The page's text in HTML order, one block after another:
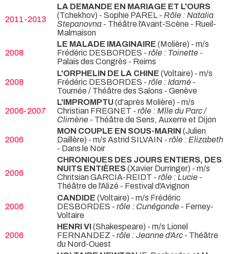
2011-2013
LA DEMANDE EN MARIAGE ET L'OURS
(Tchekhov) - Sophie PAREL - Rôle : Natalia
Stepanovna - Théâtre l'Avant-Scène - Rueil-
Malmaison
2008
LE MALADE IMAGINAIRE (Molière) - m/s
Frédéric DESBORDES - rôle : Toinette -
Palais des Congrès - Reims
2008
L'ORPHELIN DE LA CHINE (Voltaire) - m/s
Frédéric DESBORDES - rôle : Idamé -
Tournée / Théâtre des Salons - Genève
2006-2007
L'IMPROMPTU(d'après Molière) - m/s
Christian FREGNET - rôle : Mlle du Parc /
Climène - Théâtre de Sens, Auxerre et Dijon
2006
MON COUPLE EN SOUS-MARIN (Julien
Daillère) - m/s Astrid SILVAIN - rôle : Elizabeth
- Dans le Noir
2006
CHRONIQUES DES JOURS ENTIERS, DES
NUITS ENTIÈRES(Xavier Durringer) - m/s
Chritsian GARCIA-REIDT - rôle : Lucie -
Théâtre de l'Alizé - Festival d'Avignon
2006
CANDIDE (Voltaire) - m/s Frédéric
DESBORDES - rôle : Cunégonde - Ferney-
Voltaire
2006
HENRI VI(Shakespeare) - m/s Lionel
FERNANDEZ - rôle : Jeanne d'Arc - Théâtre
du Nord-Ouest